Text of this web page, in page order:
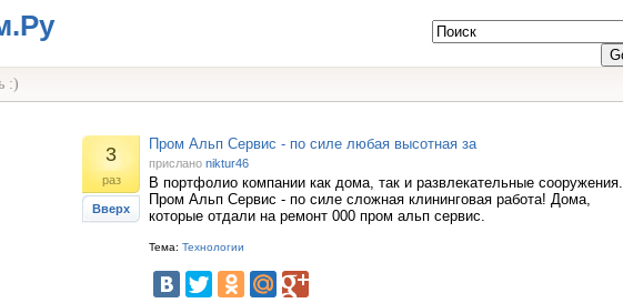
:)
3
раз
Вверх
Пром Альп Сервис - по силе любая высотная за
прислано niktur46
В портфолио компании как дома, так и развлекательные сооружения.
Пром Альп Сервис - по силе сложная клининговая работа! Дома,
которые отдали на ремонт 000 пром альп сервис.
Тема: Технологии